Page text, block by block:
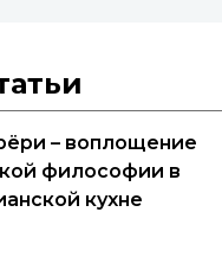
– воплощение
философии в
кухне